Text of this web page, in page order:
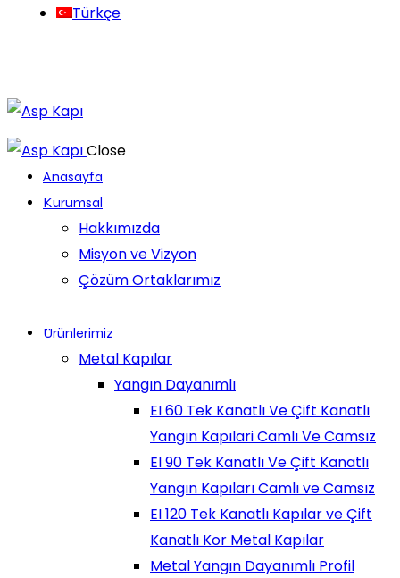
Türkçe
Close
Anasayfa
Kurumsal
Hakkımızda
Misyon ve Vizyon
Çözüm Ortaklarımız
Ürünlerimiz
Metal Kapılar
Yangın Dayanımlı
EI 60 Tek Kanatlı Ve Çift Kanatlı
Yangın Kapılari Camlı Ve Camsız
EI 90 Tek Kanatlı Ve Çift Kanatlı
Yangın Kapıları Camlı ve Camsız
EI 120 Tek Kanatlı Kapılar ve Çift
Kanatlı Kor Metal Kapılar
Metal Yangın Dayanımlı Profil